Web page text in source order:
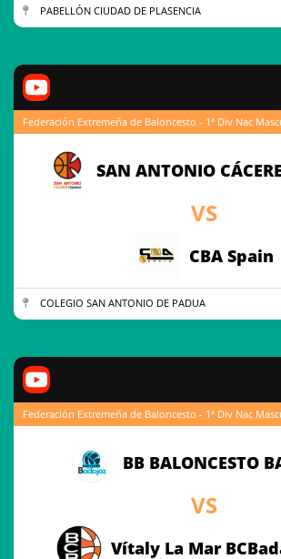
PABELLÓN CIUDAD DE PLASENCIA
Federación Extremeña de Baloncesto - 1ª Div Nac
SAN ANTONIO
VS
CBA Spain
COLEGIO SAN ANTONIO DE PADUA
Federación Extremeña de Baloncesto - 1ª Div Nac
BB BALONCESTO
VS
Vítaly La Mar